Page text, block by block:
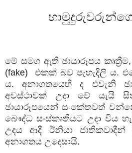
මේ සමග ඇති ඡායාරූපය කෘත්‍රීම,
(fake) එකක් බව පැහැදිලි ය.
ය. අනාගතයෙහි ද එවැනි
අවස්ථාවක් උදා වේ යැයි
ඡායාරූපයෙන් සංකේතවත්
බෞද්ධ සංස්කෘතියට උදා විය
උදය ආදී ඊනියා
අනාගතය උදෙසායි.